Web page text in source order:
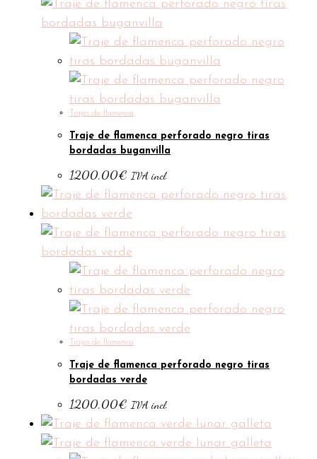
Trajes de flamenca
Traje de flamenca perforado negro tiras
bordadas buganvilla
1200,00€ IVA incl.
Trajes de flamenca
Traje de flamenca perforado negro tiras
bordadas verde
1200,00€ IVA incl.